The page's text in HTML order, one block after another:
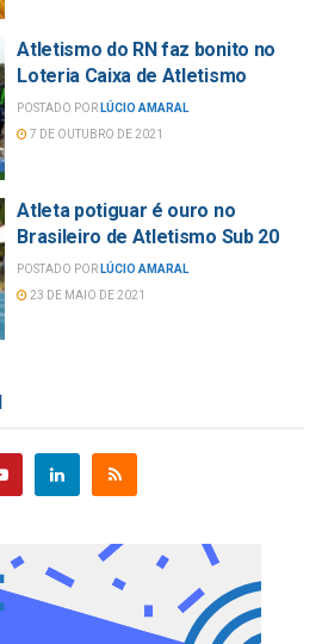
Atletismo do RN faz bonito no
Loteria Caixa de Atletismo
POSTADO POR LÚCIO AMARAL
7 DE OUTUBRO DE 2021
Atleta potiguar é ouro no
Brasileiro de Atletismo Sub 20
POSTADO POR LÚCIO AMARAL
23 DE MAIO DE 2021